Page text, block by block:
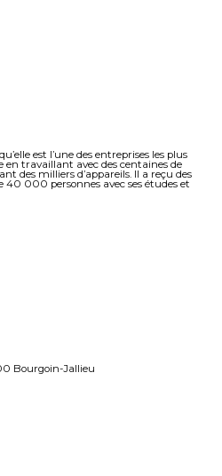
est l’une des entreprises les plus
travaillant avec des centaines de
des milliers d’appareils. Il a reçu des
40 000 personnes avec ses études et
Bourgoin-Jallieu